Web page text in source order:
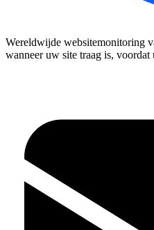
Wereldwijde websitemonitoring
wanneer uw site traag is, voordat